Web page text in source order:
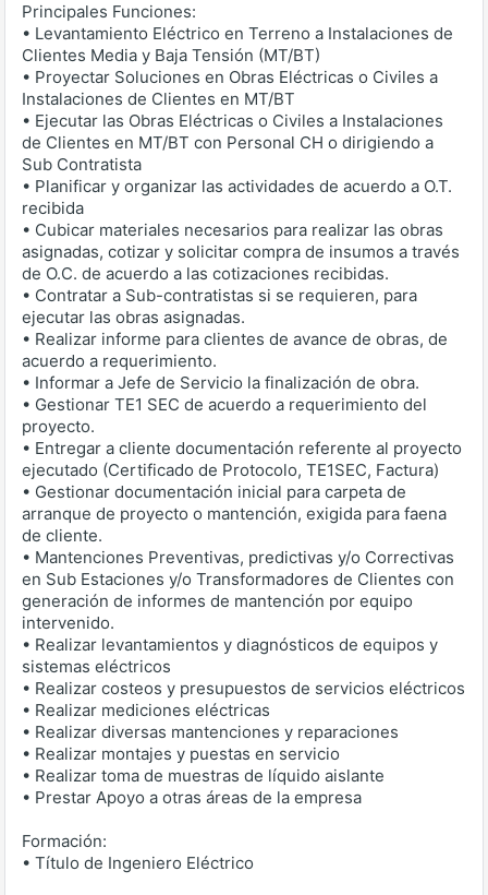
Principales Funciones:
• Levantamiento Eléctrico en Terreno a Instalaciones de
Clientes Media y Baja Tensión (MT/BT)
• Proyectar Soluciones en Obras Eléctricas o Civiles a
Instalaciones de Clientes en MT/BT
• Ejecutar las Obras Eléctricas o Civiles a Instalaciones
de Clientes en MT/BT con Personal CH o dirigiendo a
Sub Contratista
• Planificar y organizar las actividades de acuerdo a O.T.
recibida
• Cubicar materiales necesarios para realizar las obras
asignadas, cotizar y solicitar compra de insumos a través
de O.C. de acuerdo a las cotizaciones recibidas.
• Contratar a Sub-contratistas si se requieren, para
ejecutar las obras asignadas.
• Realizar informe para clientes de avance de obras, de
acuerdo a requerimiento.
• Informar a Jefe de Servicio la finalización de obra.
• Gestionar TE1 SEC de acuerdo a requerimiento del
proyecto.
• Entregar a cliente documentación referente al proyecto
ejecutado (Certificado de Protocolo, TE1SEC, Factura)
• Gestionar documentación inicial para carpeta de
arranque de proyecto o mantención, exigida para faena
de cliente.
• Mantenciones Preventivas, predictivas y/o Correctivas
en Sub Estaciones y/o Transformadores de Clientes con
generación de informes de mantención por equipo
intervenido.
• Realizar levantamientos y diagnósticos de equipos y
sistemas eléctricos
• Realizar costeos y presupuestos de servicios eléctricos
• Realizar mediciones eléctricas
• Realizar diversas mantenciones y reparaciones
• Realizar montajes y puestas en servicio
• Realizar toma de muestras de líquido aislante
• Prestar Apoyo a otras áreas de la empresa
Formación:
• Título de Ingeniero Eléctrico